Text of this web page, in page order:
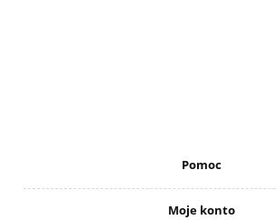
Pomoc
Moje konto